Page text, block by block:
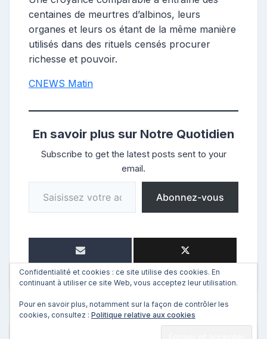
centaines de meurtres d’albinos, leurs
organes et leurs os étant de la même manière
utilisés dans des rituels censés procurer
richesse et pouvoir.
CNEWS Matin
En savoir plus sur Notre Quotidien
Subscribe to get the latest posts sent to your
email.
Saisissez votre adresse e-mail…
Abonnez-vous
Confidentialité et cookies : ce site utilise des cookies. En
continuant à utiliser ce site Web, vous acceptez leur utilisation.
Pour en savoir plus, notamment sur la façon de contrôler les
cookies, consultez : Politique relative aux cookies